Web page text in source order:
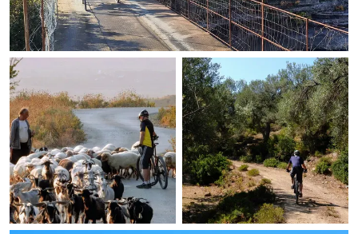
helm mee te nemen
Verlengingsnachten in Hamare zijn inclusief
fietshuur
Deze reis wordt niet aangeboden in de periode 04
juni-25 augustus i.v.m. de temperaturen aan de kust
die kunnen oplopen tot 35-40 graden
Deze reis betreft een partnerreis, en wordt
georganiseerd en uitgevoerd door een partner
anders dan Active on holiday of een van onze
Eurofun collega’s waardoor er afwijkende wijzigings-
en annuleringsvoorwaarden van toepassing kunnen
zijn, is onze navigatie-app niet beschikbaar en zijn
reisbescheiden anders samengesteld dan wat u van